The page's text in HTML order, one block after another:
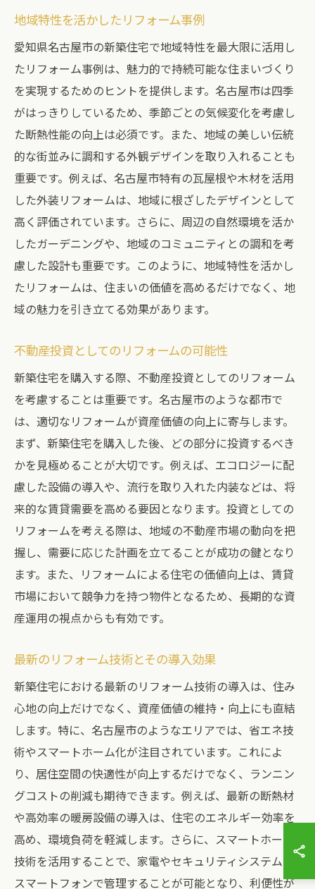
地域特性を活かしたリフォーム事例
愛知県名古屋市の新築住宅で地域特性を最大限に活用し
たリフォーム事例は、魅力的で持続可能な住まいづくり
を実現するためのヒントを提供します。名古屋市は四季
がはっきりしているため、季節ごとの気候変化を考慮し
た断熱性能の向上は必須です。また、地域の美しい伝統
的な街並みに調和する外観デザインを取り入れることも
重要です。例えば、名古屋市特有の瓦屋根や木材を活用
した外装リフォームは、地域に根ざしたデザインとして
高く評価されています。さらに、周辺の自然環境を活か
したガーデニングや、地域のコミュニティとの調和を考
慮した設計も重要です。このように、地域特性を活かし
たリフォームは、住まいの価値を高めるだけでなく、地
域の魅力を引き立てる効果があります。
不動産投資としてのリフォームの可能性
新築住宅を購入する際、不動産投資としてのリフォーム
を考慮することは重要です。名古屋市のような都市で
は、適切なリフォームが資産価値の向上に寄与します。
まず、新築住宅を購入した後、どの部分に投資するべき
かを見極めることが大切です。例えば、エコロジーに配
慮した設備の導入や、流行を取り入れた内装などは、将
来的な賃貸需要を高める要因となります。投資としての
リフォームを考える際は、地域の不動産市場の動向を把
握し、需要に応じた計画を立てることが成功の鍵となり
ます。また、リフォームによる住宅の価値向上は、賃貸
市場において競争力を持つ物件となるため、長期的な資
産運用の視点からも有効です。
最新のリフォーム技術とその導入効果
新築住宅における最新のリフォーム技術の導入は、住み
心地の向上だけでなく、資産価値の維持・向上にも直結
します。特に、名古屋市のようなエリアでは、省エネ技
術やスマートホーム化が注目されています。これによ
り、居住空間の快適性が向上するだけでなく、ランニン
グコストの削減も期待できます。例えば、最新の断熱材
や高効率の暖房設備の導入は、住宅のエネルギー効率を
高め、環境負荷を軽減します。さらに、スマートホーム
技術を活用することで、家電やセキュリティシステムを
スマートフォンで管理することが可能となり、利便性が